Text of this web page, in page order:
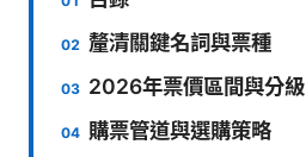
釐清關鍵名詞與票種
2026年票價區間與分級
購票管道與選購策略